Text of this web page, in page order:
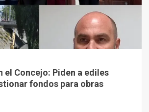
el Concejo: Piden a ediles
fondos para obras